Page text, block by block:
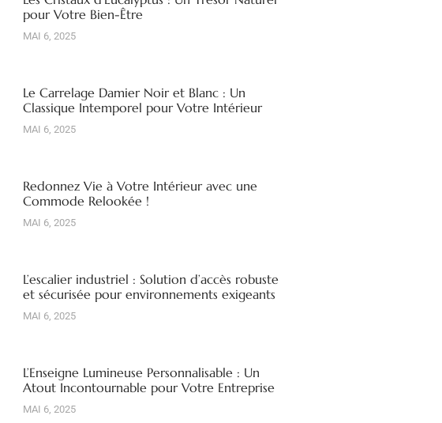
pour Votre Bien-Être
MAI 6, 2025
Le Carrelage Damier Noir et Blanc : Un
Classique Intemporel pour Votre Intérieur
MAI 6, 2025
Redonnez Vie à Votre Intérieur avec une
Commode Relookée !
MAI 6, 2025
L’escalier industriel : Solution d’accès robuste
et sécurisée pour environnements exigeants
MAI 6, 2025
L’Enseigne Lumineuse Personnalisable : Un
Atout Incontournable pour Votre Entreprise
MAI 6, 2025